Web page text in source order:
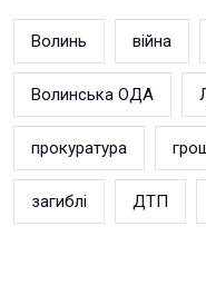
Волинь війна
Волинська ОДА
прокуратура
загиблі ДТП